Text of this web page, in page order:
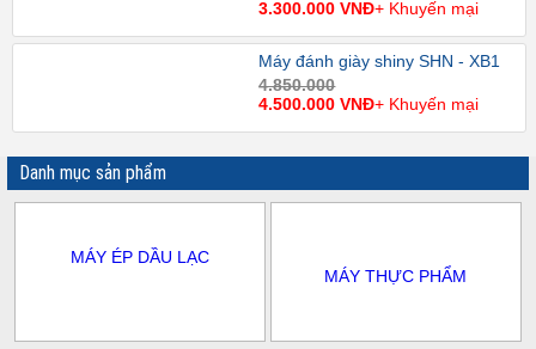
3.300.000 VNĐ+ Khuyến mại
Máy đánh giày shiny SHN - XB1
4.850.000
4.500.000 VNĐ+ Khuyến mại
Danh mục sản phẩm
MÁY ÉP DẦU LẠC
MÁY THỰC PHẨM